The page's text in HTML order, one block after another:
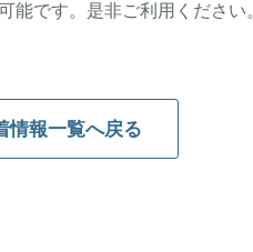
能です。是非ご利用ください。
情報一覧へ戻る